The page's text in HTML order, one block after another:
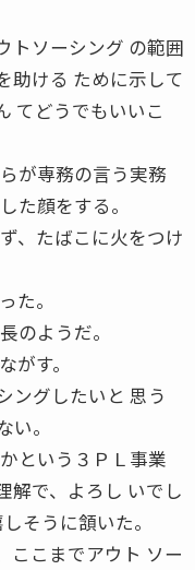
トソーシング の範囲
助ける ために示して
てどうでもいいこ
が専務の言う実務
顔をする。
、たばこに火をつけ
た。
のようだ。
がす。
ングしたいと 思う
。
という３ＰＬ事業
解で、よろし いでし
そうに頷いた。
ここまでアウト ソー